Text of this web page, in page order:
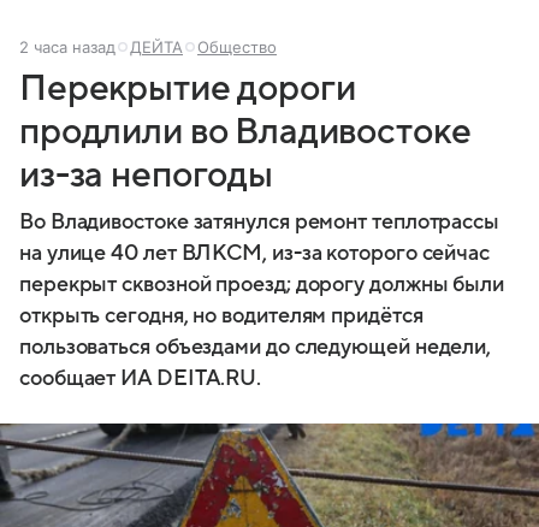
2 часа назад ДЕЙТА Общество
Перекрытие дороги
продлили во Владивостоке
из-за непогоды
Во Владивостоке затянулся ремонт теплотрассы
на улице 40 лет ВЛКСМ, из-за которого сейчас
перекрыт сквозной проезд; дорогу должны были
открыть сегодня, но водителям придётся
пользоваться объездами до следующей недели,
сообщает ИА DEITA.RU.